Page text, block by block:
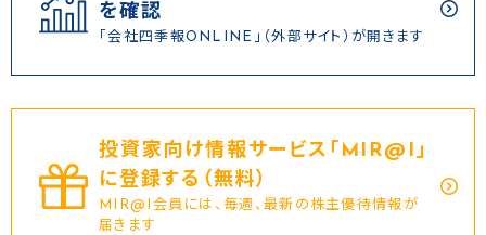
を確認
「会社四季報ONLINE」（外部サイト）が開きます
投資家向け情報サービス｢MIR@I｣
に登録する（無料）
MIR@I会員には、毎週、最新の株主優待情報が
届きます